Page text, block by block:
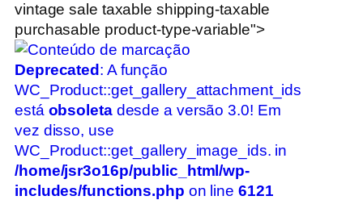
vintage sale taxable shipping-taxable
purchasable product-type-variable">
Deprecated : A função
WC_Product::get_gallery_attachment_ids
está obsoletadesde a versão 3.0! Em
vez disso, use
WC_Product::get_gallery_image_ids. in
/home/jsr3o16p/public_html/wp-
includes/functions.php on line 6121